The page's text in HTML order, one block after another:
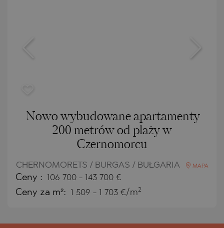
Nowo wybudowane apartamenty
200 metrów od plaży w
Czernomorcu
CHERNOMORETS / BURGAS / BUŁGARIA MAPA
Ceny : 106 700 - 143 700 €
Ceny za m²: 1 509 - 1 703 €/m2